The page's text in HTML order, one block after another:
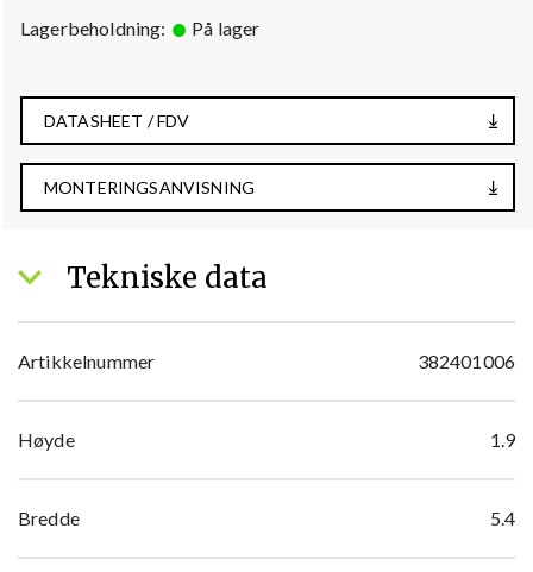
Lagerbeholdning: På lager
DATASHEET / FDV
MONTERINGSANVISNING
Tekniske data
Artikkelnummer 382401006
Høyde 1.9
Bredde 5.4